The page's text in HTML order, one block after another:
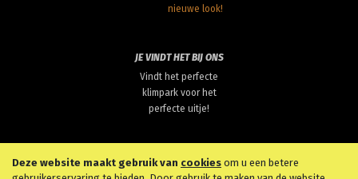
nieuwe look!
JE VINDT HET BIJ ONS
Vindt het perfecte
klimpark voor het
perfecte uitje!
Deze website maakt gebruik van cookies om u een betere